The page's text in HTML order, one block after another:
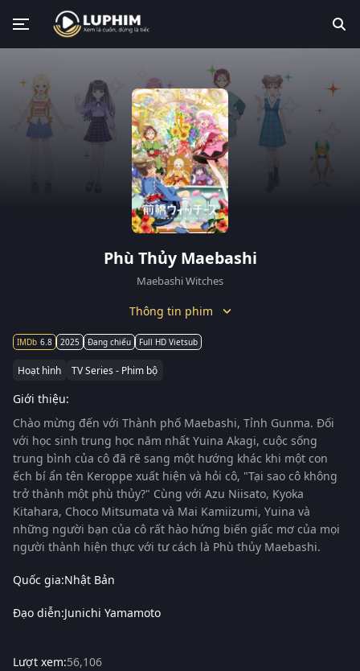
Phù Thủy Maebashi
Maebashi Witches
Thông tin phim
6.8 2025 Đang chiếu Full HD Vietsub
Hoạt hình TV Series - Phim bộ
Giới thiệu:
Chào mừng đến với Thành phố Maebashi, Tỉnh Gunma. Đối
với học sinh trung học năm nhất Yuina Akagi, cuộc sống
trung bình của cô đã rẽ sang một hướng khác khi một con
ếch bí ẩn tên Keroppe xuất hiện và hỏi cô, "Tại sao cô không
trở thành một phù thủy?" Cùng với Azu Niisato, Kyoka
Kitahara, Choco Mitsumata và Mai Kamiizumi, Yuina và
những người bạn của cô rất hào hứng biến giấc mơ của mọi
người thành hiện thực với tư cách là Phù thủy Maebashi.
Quốc gia:Nhật Bản
Đạo diễn:Junichi Yamamoto
Lượt xem:56,106